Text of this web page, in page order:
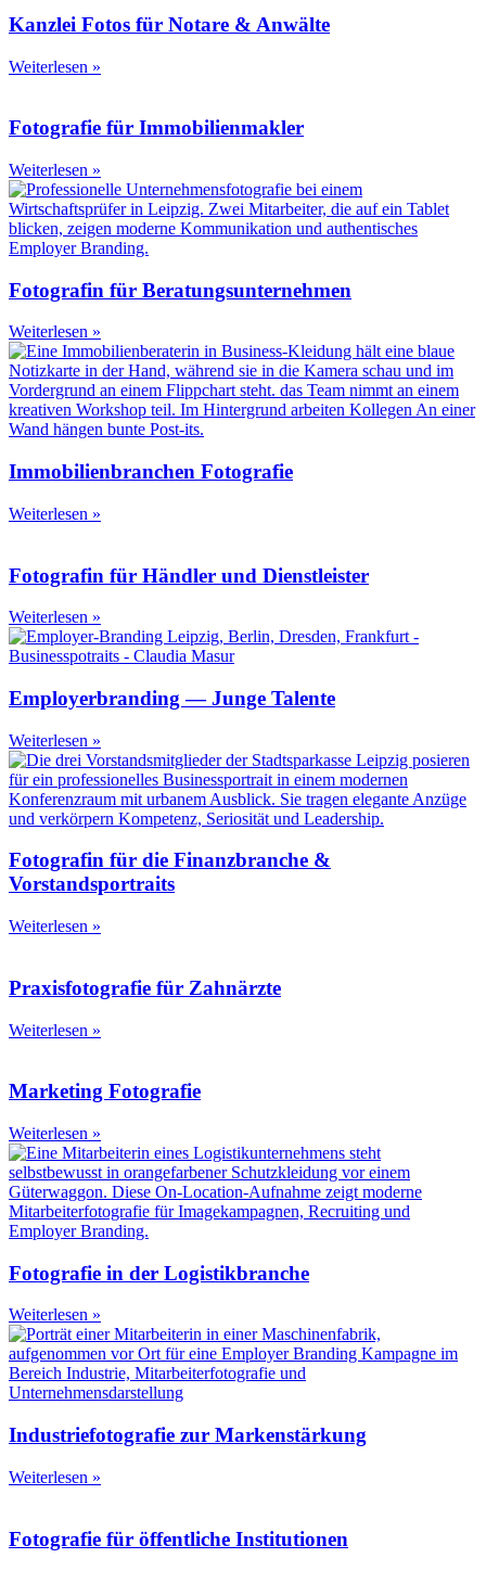
Kanzlei Fotos für Notare & Anwälte
Weiterlesen »
Fotografie für Immobilienmakler
Weiterlesen »
Fotografin für Beratungs­unternehmen
Weiterlesen »
Immobilien­branchen Fotografie
Weiterlesen »
Fotografin für Händler und Dienstleister
Weiterlesen »
Employer­branding — Junge Talente
Weiterlesen »
Fotografin für die Finanzbranche &
Vorstandsportraits
Weiterlesen »
Praxisfotografie für Zahnärzte
Weiterlesen »
Marketing Fotografie
Weiterlesen »
Fotografie in der Logistikbranche
Weiterlesen »
Industriefotografie zur Markenstärkung
Weiterlesen »
Fotografie für öffentliche Institutionen